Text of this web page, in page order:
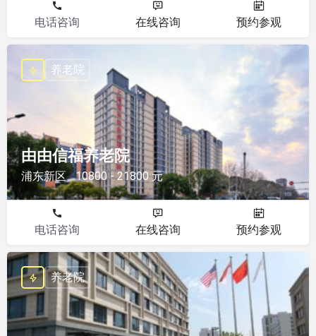
电话咨询 在线咨询 预约参观
由由信福养老院
浦东新区 10800 - 21800 元
养老院
电话咨询 在线咨询 预约参观
养老院